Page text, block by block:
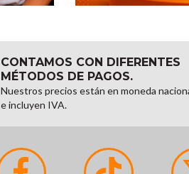
CONTAMOS CON DIFERENTES
MÉTODOS DE PAGOS.
Nuestros precios están en moneda
e incluyen IVA.